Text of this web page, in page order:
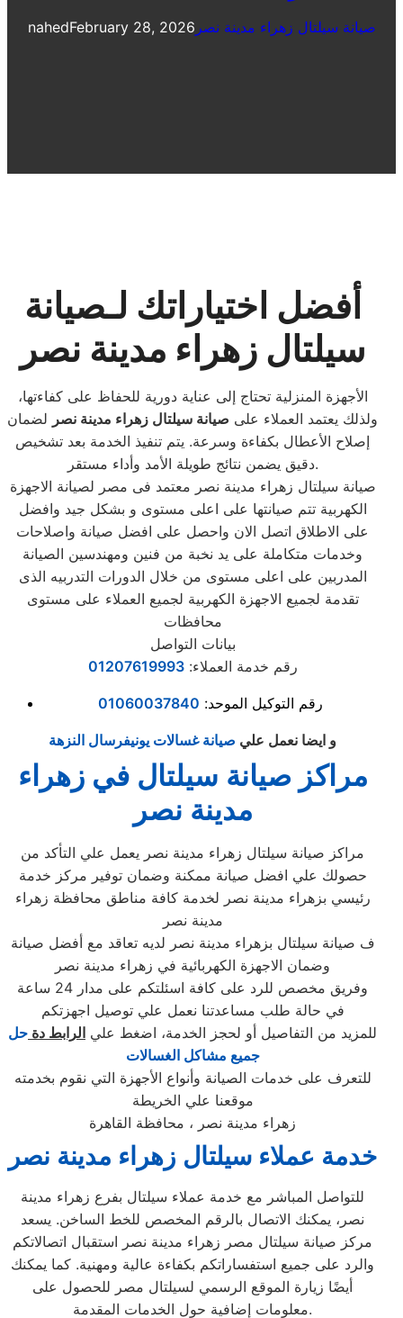
nahedFebruary 28, 2026 صيانة سيلتال زهراء مدينة نصر
أفضل اختياراتك لـصيانة
سيلتال زهراء مدينة نصر
الأجهزة المنزلية تحتاج إلى عناية دورية للحفاظ على كفاءتها،
ولذلك يعتمد العملاء على صيانة سيلتال زهراء مدينة نصر لضمان
إصلاح الأعطال بكفاءة وسرعة. يتم تنفيذ الخدمة بعد تشخيص
دقيق يضمن نتائج طويلة الأمد وأداء مستقر.
صيانة سيلتال زهراء مدينة نصر معتمد فى مصر لصيانة الاجهزة
الكهربية تتم صيانتها على اعلى مستوى و بشكل جيد وافضل
على الاطلاق اتصل الان واحصل على افضل صيانة واصلاحات
وخدمات متكاملة على يد نخبة من فنين ومهندسين الصيانة
المدربين على اعلى مستوى من خلال الدورات التدربيه الذى
تقدمة لجميع الاجهزة الكهربية لجميع العملاء على مستوى
محافظات
بيانات التواصل
رقم خدمة العملاء:01207619993
رقم التوكيل الموحد: 01060037840
و ايضا نعمل علي صيانة غسالات يونيفرسال النزهة
مراكز صيانة سيلتال في زهراء
مدينة نصر
مراكز صيانة سيلتال زهراء مدينة نصر يعمل علي التأكد من
حصولك علي افضل صيانة ممكنة وضمان توفير مركز خدمة
رئيسي بزهراء مدينة نصر لخدمة كافة مناطق محافظة زهراء
مدينة نصر
ف صيانة سيلتال بزهراء مدينة نصر لديه تعاقد مع أفضل صيانة
وضمان الاجهزة الكهربائية في زهراء مدينة نصر
وفريق مخصص للرد على كافة اسئلتكم على مدار 24 ساعة
في حالة طلب مساعدتنا نعمل علي توصيل اجهزتكم
للمزيد من التفاصيل أو لحجز الخدمة، اضغط علي الرابط دة حل
جميع مشاكل الغسالات
للتعرف على خدمات الصيانة وأنواع الأجهزة التي نقوم بخدمته
موقعنا علي الخريطة
زهراء مدينة نصر ، محافظة القاهرة
خدمة عملاء سيلتال زهراء مدينة نصر
للتواصل المباشر مع خدمة عملاء سيلتال بفرع زهراء مدينة
نصر، يمكنك الاتصال بالرقم المخصص للخط الساخن. يسعد
مركز صيانة سيلتال مصر زهراء مدينة نصر استقبال اتصالاتكم
والرد على جميع استفساراتكم بكفاءة عالية ومهنية. كما يمكنك
أيضًا زيارة الموقع الرسمي لسيلتال مصر للحصول على
معلومات إضافية حول الخدمات المقدمة.